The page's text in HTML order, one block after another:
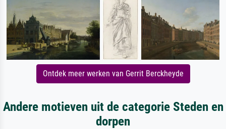
Ontdek meer werken van Gerrit Berckheyde
Andere motieven uit de categorie Steden en
dorpen